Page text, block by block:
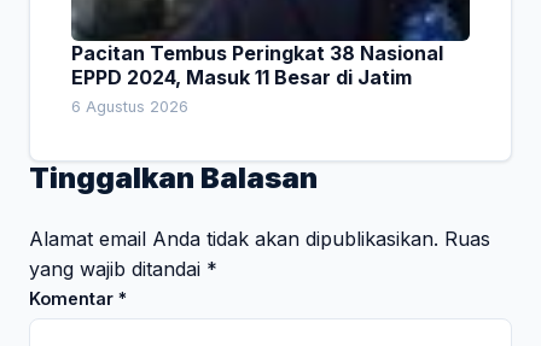
Pacitan Tembus Peringkat 38 Nasional
EPPD 2024, Masuk 11 Besar di Jatim
6 Agustus 2026
Tinggalkan Balasan
Alamat email Anda tidak akan dipublikasikan. Ruas
yang wajib ditandai *
Komentar *